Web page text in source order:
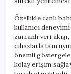
Özellikle canlı
kullanıcı
zamanlı veri
cihazlarla tam
önemli
kolay erişim